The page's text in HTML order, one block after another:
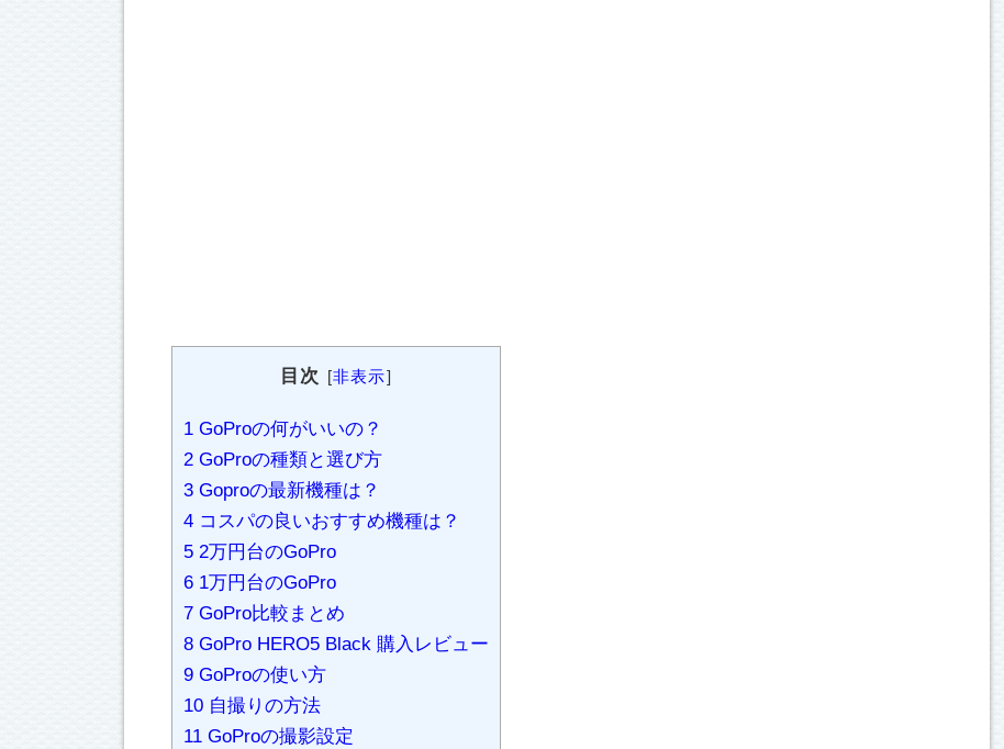
目次 [非表示]
1 GoProの何がいいの？
2 GoProの種類と選び方
3 Goproの最新機種は？
4 コスパの良いおすすめ機種は？
5 2万円台のGoPro
6 1万円台のGoPro
7 GoPro比較まとめ
8 GoPro HERO5 Black 購入レビュー
9 GoProの使い方
10 自撮りの方法
11 GoProの撮影設定